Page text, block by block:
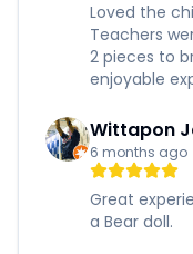
Loved the
Teachers
2 pieces to
enjoyable
Wittapon
6 months ago
Great
a Bear doll.